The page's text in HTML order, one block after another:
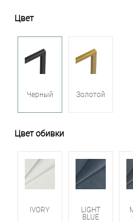
Цвет
Черный Золотой
Цвет обивки
IVORY
LIGHT
BLUE